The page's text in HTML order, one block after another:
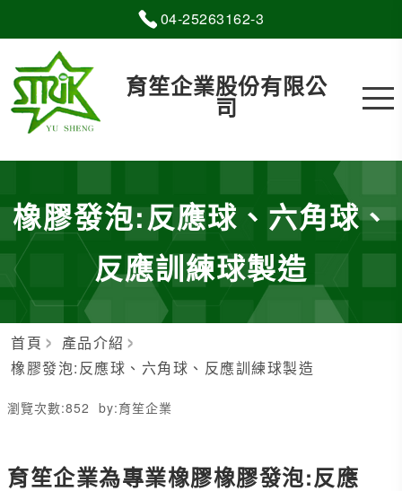
04-25263162-3
育笙企業股份有限公
司
橡膠發泡:反應球、六角球、
反應訓練球製造
首頁
產品介紹
橡膠發泡:反應球、六角球、反應訓練球製造
瀏覽次數:852 by:育笙企業
育笙企業為專業橡膠橡膠發泡:反應